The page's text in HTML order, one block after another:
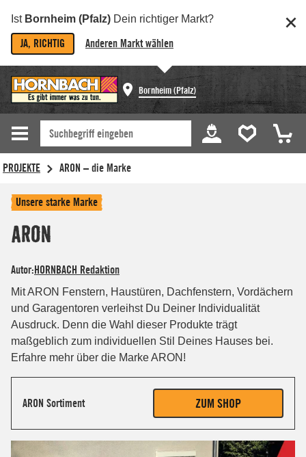
Ist Bornheim (Pfalz) Dein richtiger Markt?
JA, RICHTIG Anderen Markt wählen
Bornheim (Pfalz)